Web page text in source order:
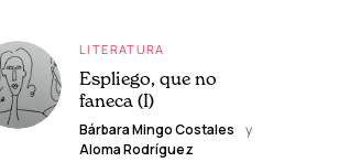
LITERATURA
Espliego, que no
faneca (I)
Bárbara Mingo Costales
y
Aloma Rodríguez